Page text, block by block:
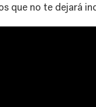
que no te dejará